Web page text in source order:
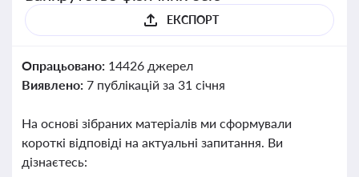
ЕКСПОРТ
Опрацьовано: 14426 джерел
Виявлено: 7 публікацій за 31 січня
На основі зібраних матеріалів ми сформували
короткі відповіді на актуальні запитання. Ви
дізнаєтесь: